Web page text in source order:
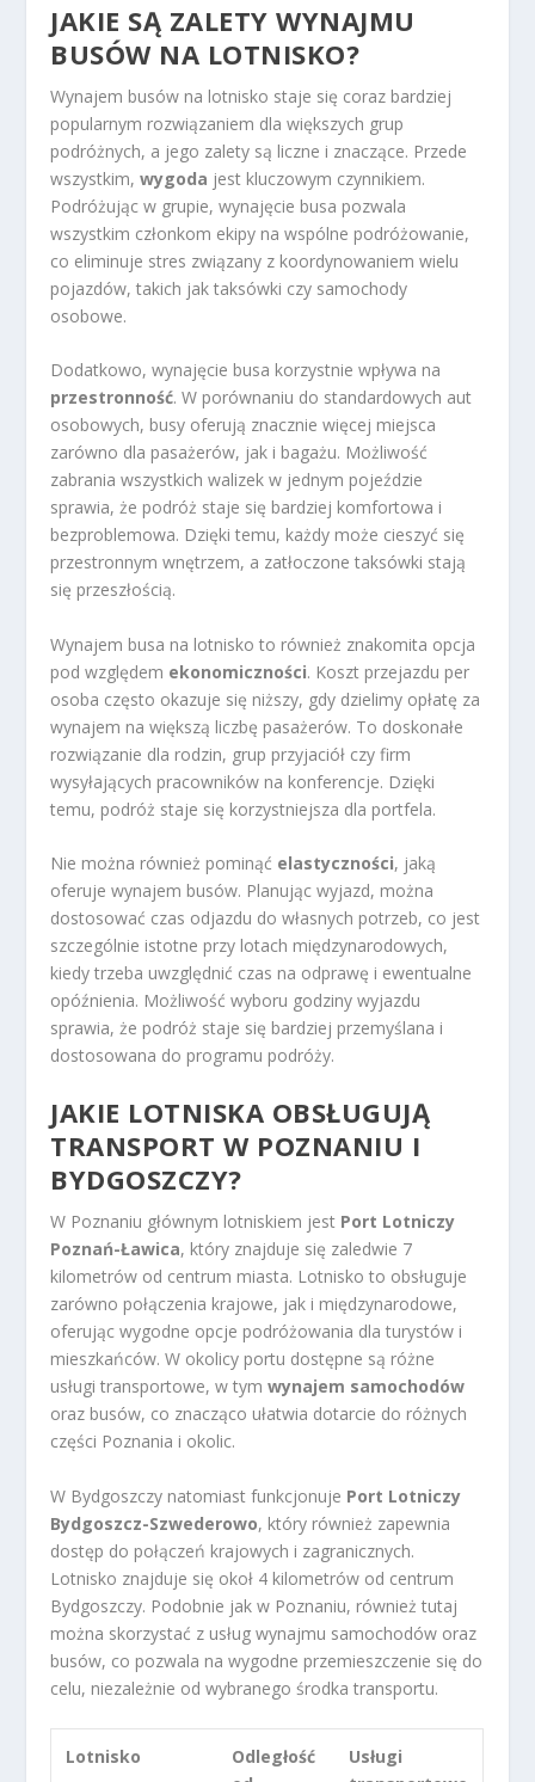
JAKIE SĄ ZALETY WYNAJMU
BUSÓW NA LOTNISKO?
Wynajem busów na lotnisko staje się coraz bardziej
popularnym rozwiązaniem dla większych grup
podróżnych, a jego zalety są liczne i znaczące. Przede
wszystkim,wygoda jest kluczowym czynnikiem.
Podróżując w grupie, wynajęcie busa pozwala
wszystkim członkom ekipy na wspólne podróżowanie,
co eliminuje stres związany z koordynowaniem wielu
pojazdów, takich jak taksówki czy samochody
osobowe.
Dodatkowo, wynajęcie busa korzystnie wpływa na
przestronność. W porównaniu do standardowych aut
osobowych, busy oferują znacznie więcej miejsca
zarówno dla pasażerów, jak i bagażu. Możliwość
zabrania wszystkich walizek w jednym pojeździe
sprawia, że podróż staje się bardziej komfortowa i
bezproblemowa. Dzięki temu, każdy może cieszyć się
przestronnym wnętrzem, a zatłoczone taksówki stają
się przeszłością.
Wynajem busa na lotnisko to również znakomita opcja
pod względem ekonomiczności. Koszt przejazdu per
osoba często okazuje się niższy, gdy dzielimy opłatę za
wynajem na większą liczbę pasażerów. To doskonałe
rozwiązanie dla rodzin, grup przyjaciół czy firm
wysyłających pracowników na konferencje. Dzięki
temu, podróż staje się korzystniejsza dla portfela.
Nie można również pominąć elastyczności, jaką
oferuje wynajem busów. Planując wyjazd, można
dostosować czas odjazdu do własnych potrzeb, co jest
szczególnie istotne przy lotach międzynarodowych,
kiedy trzeba uwzględnić czas na odprawę i ewentualne
opóźnienia. Możliwość wyboru godziny wyjazdu
sprawia, że podróż staje się bardziej przemyślana i
dostosowana do programu podróży.
JAKIE LOTNISKA OBSŁUGUJĄ
TRANSPORT W POZNANIU I
BYDGOSZCZY?
W Poznaniu głównym lotniskiem jest Port Lotniczy
Poznań-Ławica, który znajduje się zaledwie 7
kilometrów od centrum miasta. Lotnisko to obsługuje
zarówno połączenia krajowe, jak i międzynarodowe,
oferując wygodne opcje podróżowania dla turystów i
mieszkańców. W okolicy portu dostępne są różne
usługi transportowe, w tymwynajem samochodów
oraz busów, co znacząco ułatwia dotarcie do różnych
części Poznania i okolic.
W Bydgoszczy natomiast funkcjonuje Port Lotniczy
Bydgoszcz-Szwederowo, który również zapewnia
dostęp do połączeń krajowych i zagranicznych.
Lotnisko znajduje się okoł 4 kilometrów od centrum
Bydgoszczy. Podobnie jak w Poznaniu, również tutaj
można skorzystać z usług wynajmu samochodów oraz
busów, co pozwala na wygodne przemieszczenie się do
celu, niezależnie od wybranego środka transportu.
Lotnisko
Odległość
Usługi